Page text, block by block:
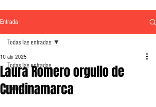
Entrada
Todas las entradas
Política
Todas las entradas
Laura Romero orgullo de
Cundinamarca
10 abr 2025